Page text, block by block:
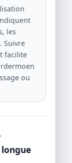
les
Suivre
facilite
ou
longue